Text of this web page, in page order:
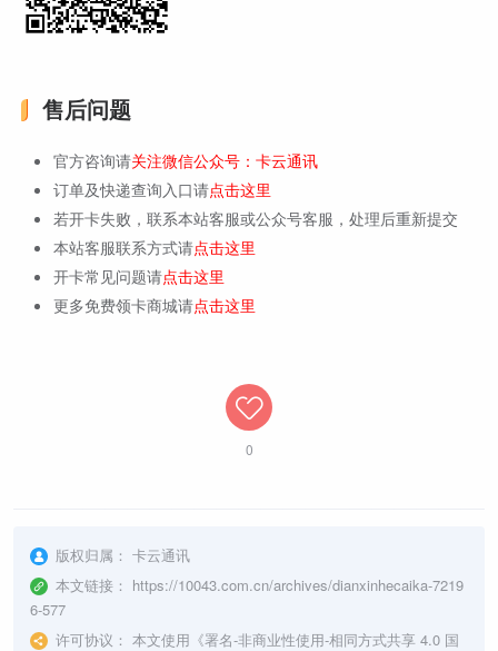
售后问题
官方咨询请关注微信公众号：卡云通讯
订单及快递查询入口请点击这里
若开卡失败，联系本站客服或公众号客服，处理后重新提交
本站客服联系方式请点击这里
开卡常见问题请点击这里
更多免费领卡商城请点击这里
0
版权归属： 卡云通讯
本文链接： https://10043.com.cn/archives/dianxinhecaika-7219
6-577
许可协议： 本文使用《署名-非商业性使用-相同方式共享 4.0 国